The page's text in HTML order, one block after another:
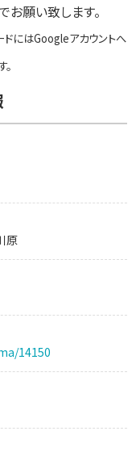
お願い致します。
ドにはGoogleアカウントへ
原
14150